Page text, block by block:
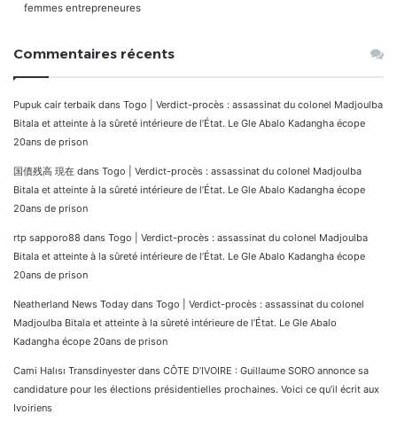
femmes entrepreneures
Commentaires récents
Pupuk cair terbaik dans Togo | Verdict-procès : assassinat du colonel Madjoulba
Bitala et atteinte à la sûreté intérieure de l’État. Le Gle Abalo Kadangha écope
20ans de prison
国債残高 現在 dans Togo | Verdict-procès : assassinat du colonel Madjoulba
Bitala et atteinte à la sûreté intérieure de l’État. Le Gle Abalo Kadangha écope
20ans de prison
rtp sapporo88 dans Togo | Verdict-procès : assassinat du colonel Madjoulba
Bitala et atteinte à la sûreté intérieure de l’État. Le Gle Abalo Kadangha écope
20ans de prison
Neatherland News Today dans Togo | Verdict-procès : assassinat du colonel
Madjoulba Bitala et atteinte à la sûreté intérieure de l’État. Le Gle Abalo
Kadangha écope 20ans de prison
Cami Halısı Transdinyester dans CÔTE D’IVOIRE : Guillaume SORO annonce sa
candidature pour les élections présidentielles prochaines. Voici ce qu’il écrit aux
Ivoiriens